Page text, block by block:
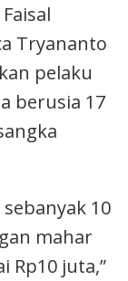
Tryananto
pelaku
berusia 17
10
mahar
Rp10 juta,”